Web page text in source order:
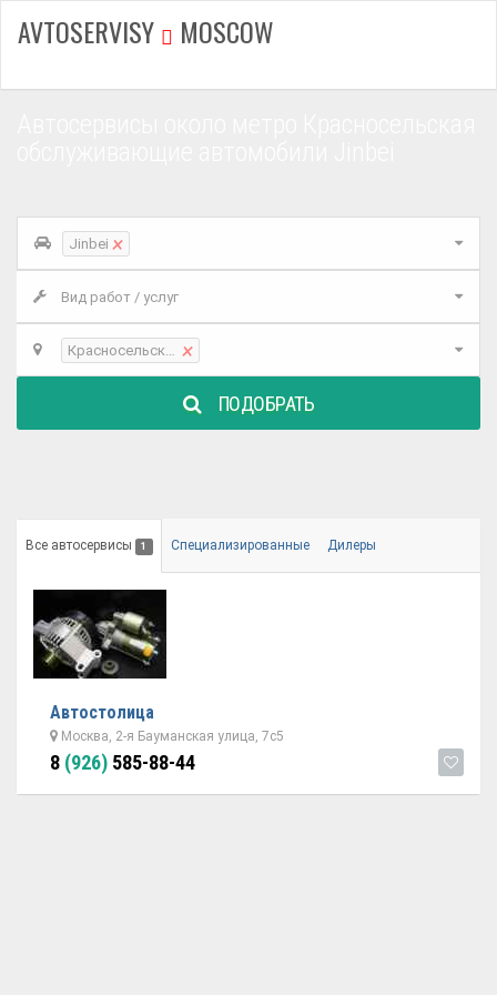
AVTOSERVISY MOSCOW
Jinbei ×
Вид работ / услуг
Красносельская ×
ПОДОБРАТЬ
Все автосервисы 1 Специализированные Дилеры
Автостолица
Москва, 2-я Бауманская улица, 7с5
8 (926) 585-88-44